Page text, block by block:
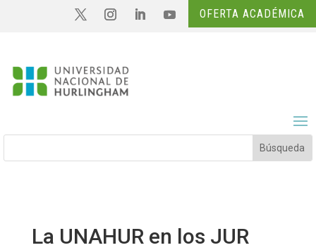
OFERTA ACADÉMICA
La UNAHUR en los JUR